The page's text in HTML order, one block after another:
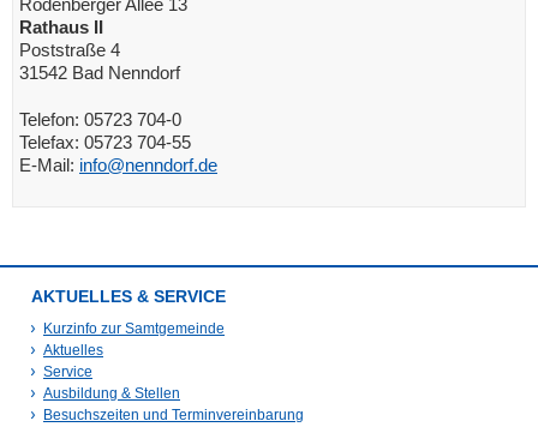
Rodenberger Allee 13
Rathaus II
Poststraße 4
31542 Bad Nenndorf
Telefon: 05723 704-0
Telefax: 05723 704-55
E-Mail: info@nenndorf.de
AKTUELLES & SERVICE
Kurzinfo zur Samtgemeinde
Aktuelles
Service
Ausbildung & Stellen
Besuchszeiten und Terminvereinbarung